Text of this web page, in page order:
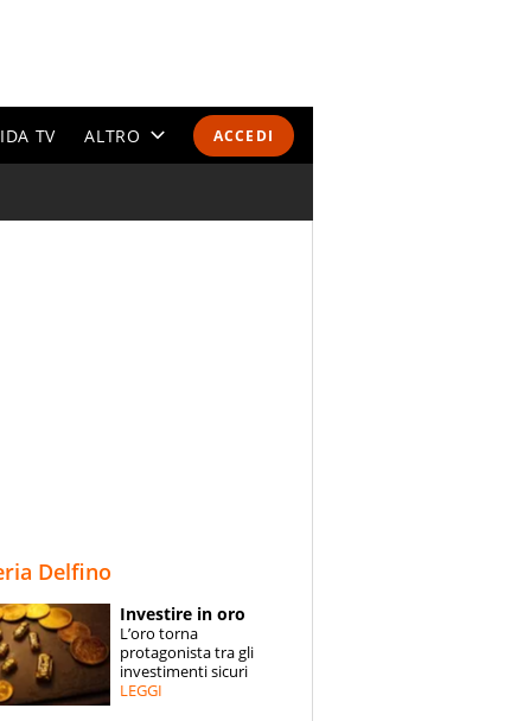
ACCEDI
TV ALTRO
ESPERTI
CONTATTI
Delfino
Investire in oro
L’oro torna
protagonista tra gli
investimenti sicuri
LEGGI